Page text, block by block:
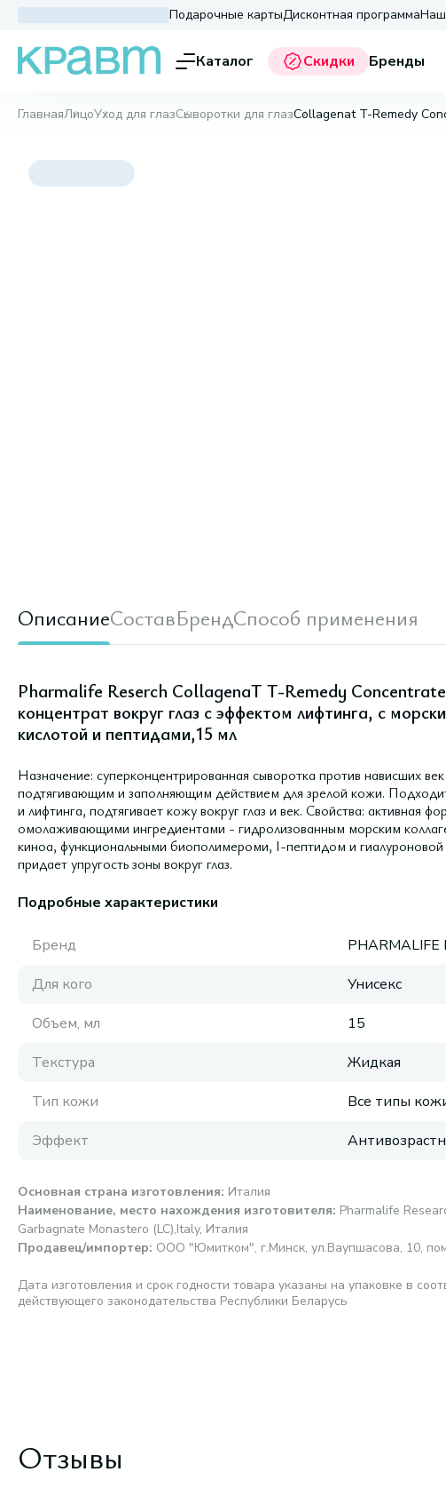
Подарочные картыДисконтная программа
Каталог Скидки Бренды
ГлавнаяЛицоУход для глазСыворотки для глазCollagenat T-Remedy
ОписаниеСоставБрендСпособ применения
Pharmalife Reserch CollagenaT T-Remedy
концентрат вокруг глаз с эффектом лифтинга, с
кислотой и пептидами,15 мл
Назначение: суперконцентрированная сыворотка против нависших
подтягивающим и заполняющим действием для зрелой кожи.
и лифтинга, подтягивает кожу вокруг глаз и век. Свойства: активная
омолаживающими ингредиентами - гидролизованным морским
киноа, функциональными биополимероми, I-пептидом и гиалуроновой
придает упругость зоны вокруг глаз.
Подробные характеристики
Бренд
PHARMALIFE
Для кого
Унисекс
Объем, мл
15
Текстура
Жидкая
Тип кожи
Все типы
Эффект
Основная страна изготовления: Италия
Наименование, место нахождения изготовителя: Pharmalife
Garbagnate Monastero (LC),Italy, Италия
Продавец/импортер: ООО "Юмитком", г.Минск, ул.Ваупшасова, 10,
Дата изготовления и срок годности товара указаны на упаковке в
действующего законодательства Республики Беларусь
Отзывы